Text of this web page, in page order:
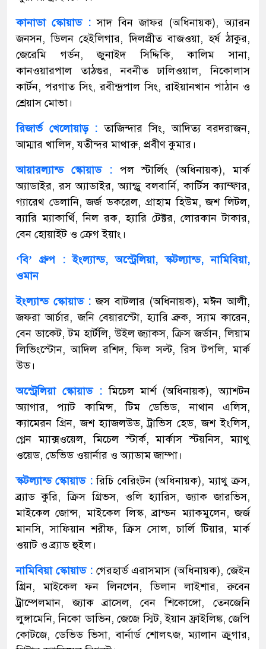
কানাডা স্কোয়াড : সাদ বিন জাফর (অধিনায়ক), অ্যারন
জনসন, ডিলন হেইলিগার, দিলপ্রীত বাজওয়া, হর্ষ ঠাকুর,
জেরেমি গর্ডন, জুনাইদ সিদ্দিকি, কালিম সানা,
কানওয়ারপাল তাঠগুর, নবনীত ঢালিওয়াল, নিকোলাস
কার্টন, পরগাত সিং, রবীন্দ্রপাল সিং, রাইয়ানখান পাঠান ও
শ্রেয়াস মোভা।
রিজার্ভ খেলোয়াড় : তাজিন্দার সিং, আদিত্য বরদরাজন,
আম্মার খালিদ, যতীন্দর মাথারু, প্রবীণ কুমার।
আয়ারল্যান্ড স্কোয়াড :পল স্টার্লিং (অধিনায়ক), মার্ক
অ্যাডাইর, রস অ্যাডাইর, অ্যান্ড্রু বলবার্নি, কার্টিস ক্যাম্ফার,
গ্যারেথ ডেলানি, জর্জ ডকরেল, গ্রাহাম হিউম, জশ লিটল,
ব্যারি ম্যাকার্থি, নিল রক, হ্যারি টেক্টর, লোরকান টাকার,
বেন হোয়াইট ও ক্রেগ ইয়াং।
‘বি’ গ্রুপ : ইংল্যান্ড, অস্ট্রেলিয়া, স্কটল্যান্ড, নামিবিয়া,
ওমান
ইংল্যান্ড স্কোয়াড : জস বাটলার (অধিনায়ক), মঈন আলী,
জফরা আর্চার, জনি বেয়ারস্টো, হ্যারি ব্রুক, স্যাম কারেন,
বেন ডাকেট, টম হার্টলি, উইল জ্যাকস, ক্রিস জর্ডান, লিয়াম
লিভিংস্টোন, আদিল রশিদ, ফিল সল্ট, রিস টপলি, মার্ক
উড।
অস্ট্রেলিয়া স্কোয়াড :মিচেল মার্শ (অধিনায়ক), অ্যাশটন
অ্যাগার, প্যাট কামিন্স, টিম ডেভিড, নাথান এলিস,
ক্যামেরন গ্রিন, জশ হ্যাজলউড, ট্রাভিস হেড, জশ ইংলিস,
গ্লেন ম্যাক্সওয়েল, মিচেল স্টার্ক, মার্কাস স্টয়নিস, ম্যাথু
ওয়েড, ডেভিড ওয়ার্নার ও অ্যাডাম জাম্পা।
স্কটল্যান্ড স্কোয়াড :রিচি বেরিংটন (অধিনায়ক), ম্যাথু ক্রস,
ব্র্যাড কুরি, ক্রিস গ্রিভস, ওলি হ্যারিস, জ্যাক জারভিস,
মাইকেল জোন্স, মাইকেল লিস্ক, ব্রান্ডন ম্যাকমুলেন, জর্জ
মানসি, সাফিয়ান শরীফ, ক্রিস সোল, চার্লি টিয়ার, মার্ক
ওয়াট ও ব্র্যাড হুইল।
নামিবিয়া স্কোয়াড :গেরহার্ড এরাসমাস (অধিনায়ক), জেইন
গ্রিন, মাইকেল ফন লিনগেন, ডিলান লাইশার, রুবেন
ট্রাম্পেলমান, জ্যাক ব্রাসেল, বেন শিকোঙ্গো, তেনজেনি
লুঙ্গামেনি, নিকো ডাভিন, জেজে স্মিট, ইয়ান ফ্রাইলিঙ্ক, জেপি
কোটজে, ডেভিড ভিসা, বার্নার্ড শোলৎজ, ম্যালান ক্রুগার,